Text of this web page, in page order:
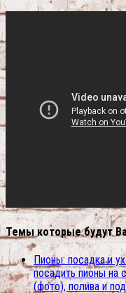
Темы которые будут
Пионы: посадка и
посадить пионы на
(фото), полива и